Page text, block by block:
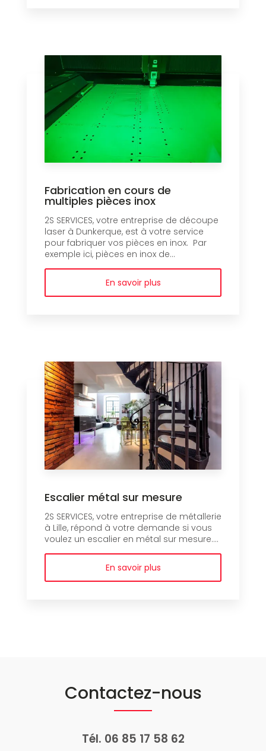
Fabrication en cours de
multiples pièces inox
2S SERVICES, votre entreprise de découpe
laser à Dunkerque, est à votre service
pour fabriquer vos pièces en inox. Par
exemple ici, pièces en inox de...
En savoir plus
Escalier métal sur mesure
2S SERVICES, votre entreprise de métallerie
à Lille, répond à votre demande si vous
voulez un escalier en métal sur mesure....
En savoir plus
Contactez-nous
Tél. 06 85 17 58 62